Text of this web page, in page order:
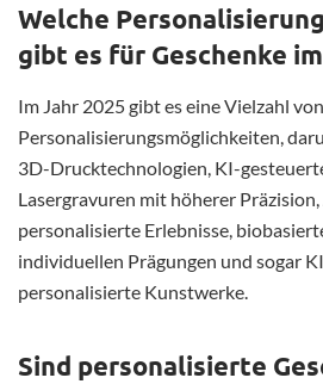
Welche
gibt es für Geschenke
Im Jahr 2025 gibt es eine Vielzahl von
Personalisierungsmöglichkeiten,
3D-Drucktechnologien, KI-
Lasergravuren mit höherer
personalisierte Erlebnisse,
individuellen Prägungen und sogar
personalisierte Kunstwerke.
Sind personalisierte